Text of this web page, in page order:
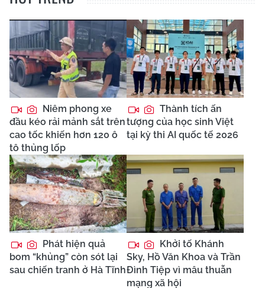
Niêm phong xe
đầu kéo rải mảnh sắt trên
cao tốc khiến hơn 120 ô
tô thủng lốp
Thành tích ấn
tượng của học sinh Việt
tại kỳ thi AI quốc tế 2026
Phát hiện quả
bom “khủng” còn sót lại
sau chiến tranh ở Hà Tĩnh
Khởi tố Khánh
Sky, Hồ Văn Khoa và Trần
Đình Tiệp vì mâu thuẫn
mạng xã hội